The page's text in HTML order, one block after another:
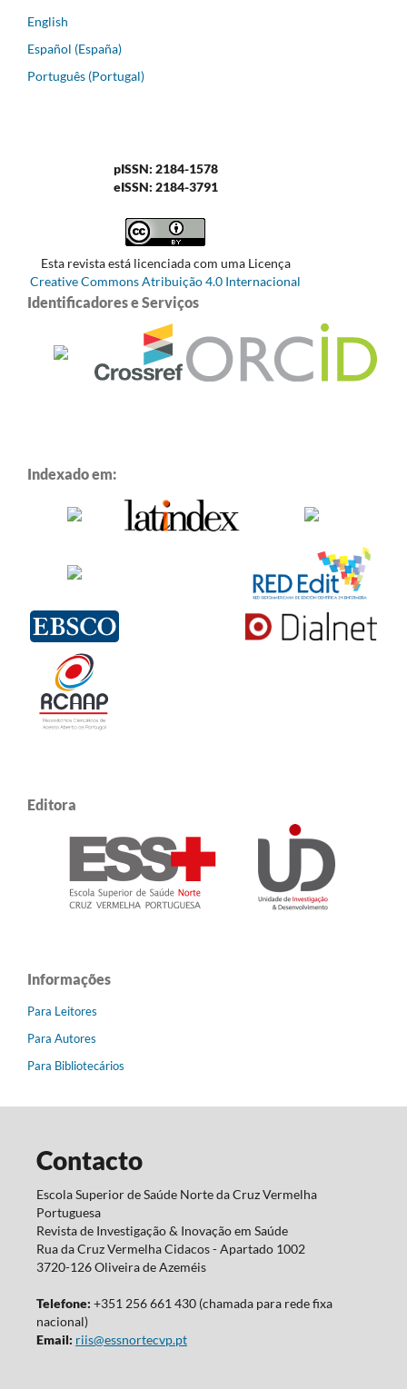
English
Español (España)
Português (Portugal)
pISSN: 2184-1578
eISSN: 2184-3791
Esta revista está licenciada com uma Licença
Creative Commons Atribuição 4.0 Internacional
Identificadores e Serviços
Indexado em:
Editora
Informações
Para Leitores
Para Autores
Para Bibliotecários
Contacto
Escola Superior de Saúde Norte da Cruz Vermelha
Portuguesa
Revista de Investigação & Inovação em Saúde
Rua da Cruz Vermelha Cidacos - Apartado 1002
3720-126 Oliveira de Azeméis
Telefone: +351 256 661 430 (chamada para rede fixa
nacional)
Email: riis@essnortecvp.pt